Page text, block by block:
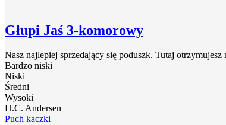
Głupi Jaś 3-komorowy
Nasz najlepiej sprzedający się poduszk. Tutaj otrzymujesz
Bardzo niski
Niski
Średni
Wysoki
H.C. Andersen
Puch kaczki